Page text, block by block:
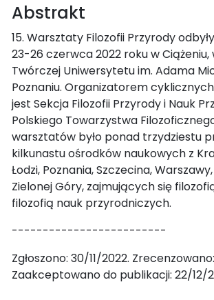
Abstrakt
15. Warsztaty Filozofii Przyrody
23-26 czerwca 2022 roku w
Twórczej Uniwersytetu im. Adama
Poznaniu. Organizatorem
jest Sekcja Filozofii Przyrody i Nauk
Polskiego Towarzystwa
warsztatów było ponad trzydziestu
kilkunastu ośrodków naukowych z
Łodzi, Poznania, Szczecina,
Zielonej Góry, zajmujących się
filozofią nauk przyrodniczych.
-------------------------
Zgłoszono: 30/11/2022.
Zaakceptowano do publikacji: 22/12/